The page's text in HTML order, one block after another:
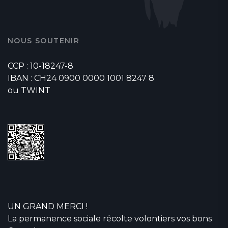
NOUS SOUTENIR
CCP : 10-18247-8
IBAN : CH24 0900 0000 1001 8247 8
ou TWINT
UN GRAND MERCI !
La permanence sociale récolte volontiers vos bons